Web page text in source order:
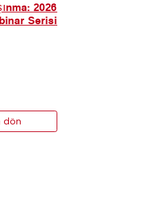
2026
Serisi
dön